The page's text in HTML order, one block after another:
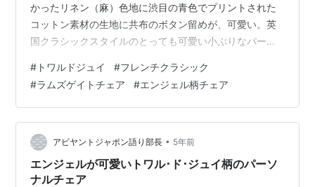
かったリネン（麻）色地に渋目の青色でプリントされた
コットン素材の生地に共布のボタン留めが、可愛い。英
国クラシックスタイルのとっても可愛い小ぶりなパーソ
るBONHEUR（ボヌール）チェア。張り生地の背もたれ
上右側に天使達が女神のレリーフ額絵を教会に運んでい
る様子が見えます。丸っこく小ぶりで可愛いのでマイチ
ェアーに最適です。質の高い素材と技術でしっかりとし
た造りに仕上がって、座り心地も満足されるはずです。
フレンチクラシックな天使柄のT…
# トワルドジュイ #フレンチクラシック
#ラムズゲイトチェア #エンジェル柄チェア
アビヤントジャポン語り部長 • 5年前
エンジェルが可愛いトワル･ド･ジュイ柄のパーソ
ナルチェア